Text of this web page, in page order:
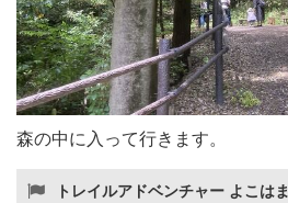
森の中に入って行きます。
トレイルアドベンチャー よこはま